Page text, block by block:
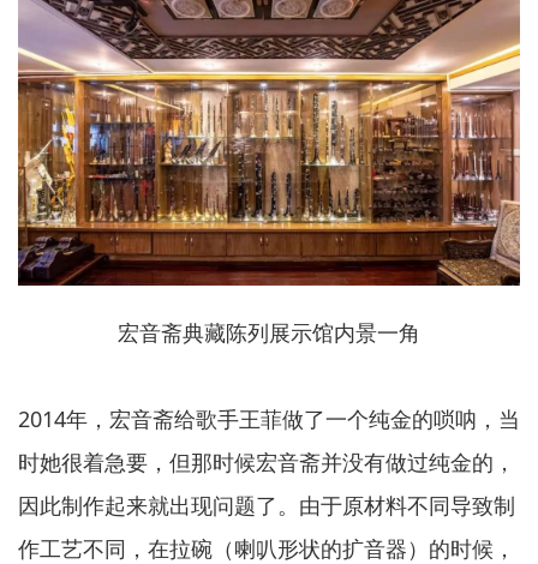
宏音斋典藏陈列展示馆内景一角
2014年，宏音斋给歌手王菲做了一个纯金的唢呐，当
时她很着急要，但那时候宏音斋并没有做过纯金的，
因此制作起来就出现问题了。由于原材料不同导致制
作工艺不同，在拉碗（喇叭形状的扩音器）的时候，